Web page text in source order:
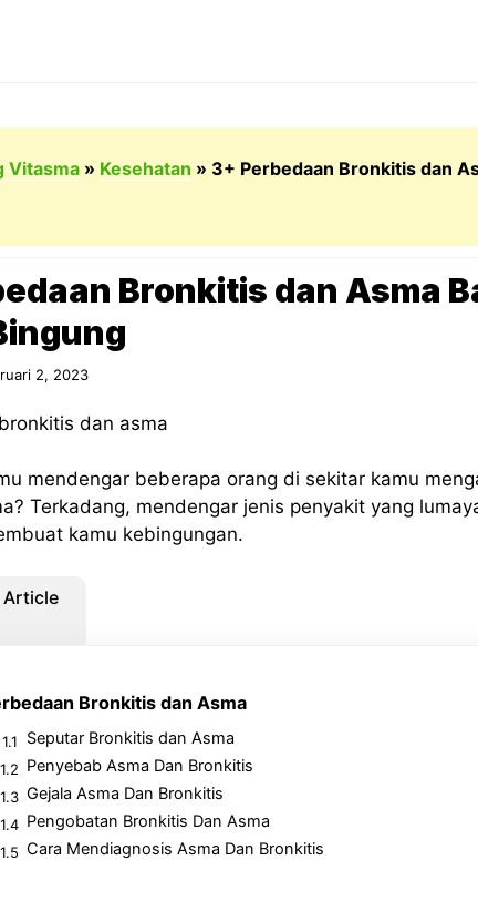
Vitasma » Kesehatan » 3+ Perbedaan Bronkitis dan
Bronkitis dan Asma
2, 2023
mendengar beberapa orang di sekitar kamu
Terkadang, mendengar jenis penyakit yang
kamu kebingungan.
Article
Bronkitis dan Asma
Seputar Bronkitis dan Asma
Penyebab Asma Dan Bronkitis
Gejala Asma Dan Bronkitis
Pengobatan Bronkitis Dan Asma
Cara Mendiagnosis Asma Dan Bronkitis